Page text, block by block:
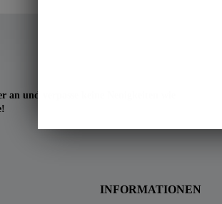
und verpasse keine Neuigkeiten wie
INFORMATIONEN